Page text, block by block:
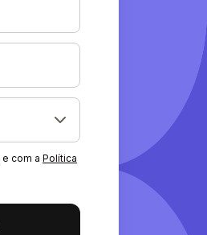
e com a Política